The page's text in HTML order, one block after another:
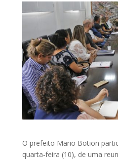
O prefeito Mario Botion
quarta-feira (10), de uma